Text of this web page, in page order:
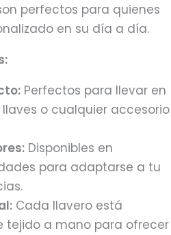
perfectos para quienes
en su día a día.
Perfectos para llevar en
llaves o cualquier accesorio
Disponibles en
para adaptarse a tu
Cada llavero está
tejido a mano para ofrecer